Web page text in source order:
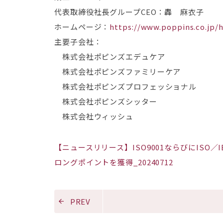
代表取締役社長グループCEO：轟 麻衣子
ホームページ： https://www.poppins.co.jp/
主要子会社：
株式会社ポピンズエデュケア
株式会社ポピンズファミリーケア
株式会社ポピンズプロフェッショナル
株式会社ポピンズシッター
株式会社ウィッシュ
【ニュースリリース】ISO9001ならびにISO
ロングポイントを獲得_20240712
PREV